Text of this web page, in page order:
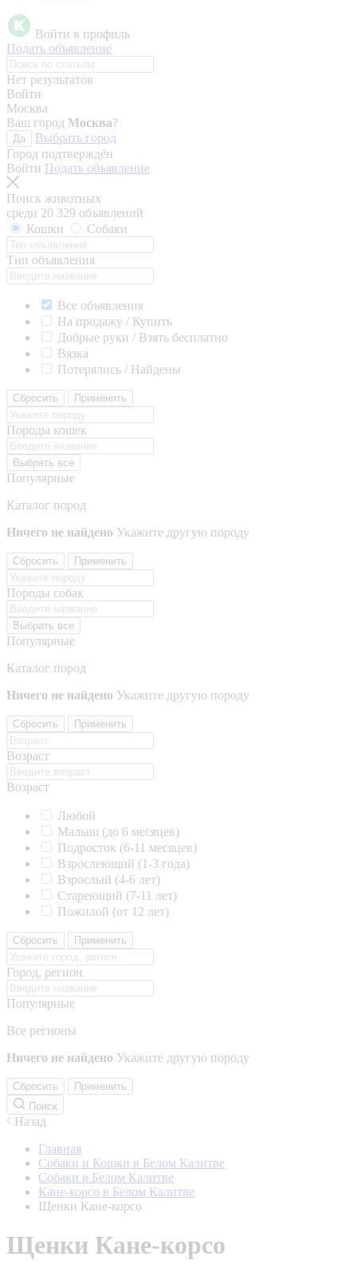
Войти в профиль
Подать объявление
Нет результатов
Войти
Москва
Ваш город Москва?
Да
Выбрать город
Город подтверждён
Войти Подать объявление
Поиск животных
среди 20 329 объявлений
Кошки
Собаки
Тип объявления
Все объявления
На продажу / Купить
Добрые руки / Взять бесплатно
Вязка
Потерялись / Найдены
Сбросить Применить
Породы кошек
Выбрать все
Популярные
Каталог пород
Ничего не найдено Укажите другую породу
Сбросить Применить
Породы собак
Выбрать все
Популярные
Каталог пород
Ничего не найдено Укажите другую породу
Сбросить Применить
Возраст
Возраст
Любой
Малыш (до 6 месяцев)
Подросток (6-11 месяцев)
Взрослеющий (1-3 года)
Взрослый (4-6 лет)
Стареющий (7-11 лет)
Пожилой (от 12 лет)
Сбросить Применить
Город, регион
Популярные
Все регионы
Ничего не найдено Укажите другую породу
Сбросить
Применить
Поиск
Назад
Главная
Собаки и Кошки в Белом Калитве
Собаки в Белом Калитве
Кане-корсо в Белом Калитве
Щенки Кане-корсо
Щенки Кане-корсо